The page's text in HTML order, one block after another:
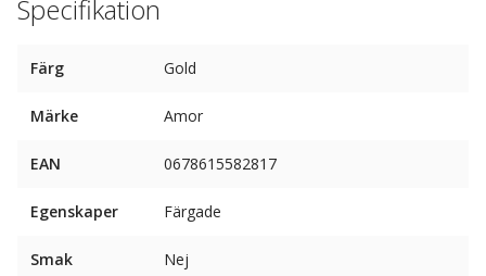
Specifikation
Färg Gold
Märke Amor
EAN 0678615582817
Egenskaper Färgade
Smak Nej